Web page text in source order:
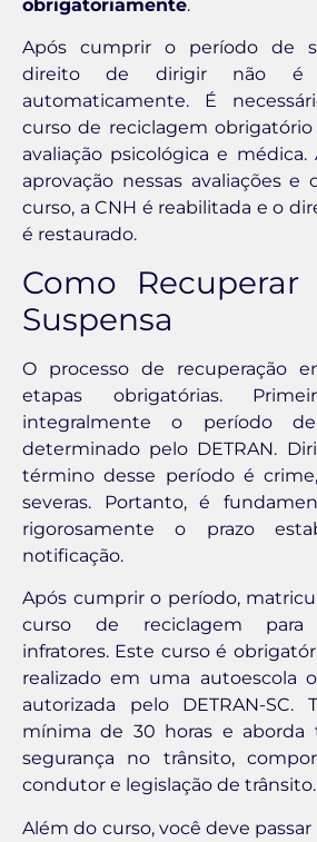
obrigatoriamente.
Após cumprir o período de
direito de dirigir não é
automaticamente. É
curso de reciclagem obrigatório
avaliação psicológica e médica.
aprovação nessas avaliações e
curso, a CNH é reabilitada e o
é restaurado.
Como Recuperar
Suspensa
O processo de recuperação
etapas obrigatórias.
integralmente o período de
determinado pelo DETRAN.
término desse período é
severas. Portanto, é
rigorosamente o prazo
notificação.
Após cumprir o período,
curso de reciclagem para
infratores. Este curso é
realizado em uma autoescola
autorizada pelo DETRAN-SC.
mínima de 30 horas e aborda
segurança no trânsito,
condutor e legislação de trânsito.
Além do curso, você deve passar